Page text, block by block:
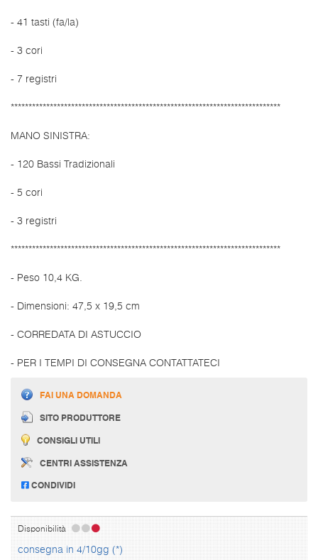
- 41 tasti (fa/la)
- 3 cori
- 7 registri
****************************************************************************
MANO SINISTRA:
- 120 Bassi Tradizionali
- 5 cori
- 3 registri
****************************************************************************
- Peso 10,4 KG.
- Dimensioni: 47,5 x 19,5 cm
- CORREDATA DI ASTUCCIO
- PER I TEMPI DI CONSEGNA CONTATTATECI
FAI UNA DOMANDA
SITO PRODUTTORE
CONSIGLI UTILI
CENTRI ASSISTENZA
CONDIVIDI
Disponibilità
consegna in 4/10gg (*)